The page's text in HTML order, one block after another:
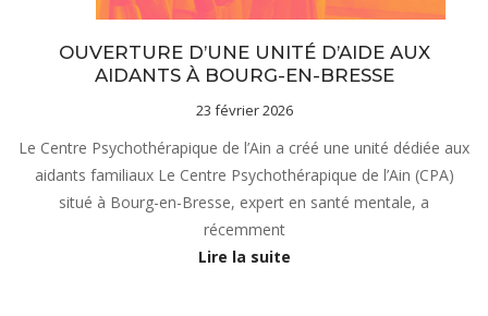
OUVERTURE D’UNE UNITÉ D’AIDE AUX
AIDANTS À BOURG-EN-BRESSE
23 février 2026
Le Centre Psychothérapique de l’Ain a créé une unité dédiée aux
aidants familiaux Le Centre Psychothérapique de l’Ain (CPA)
situé à Bourg-en-Bresse, expert en santé mentale, a
récemment
Lire la suite